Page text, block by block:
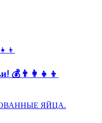
💰👨👩👧👦